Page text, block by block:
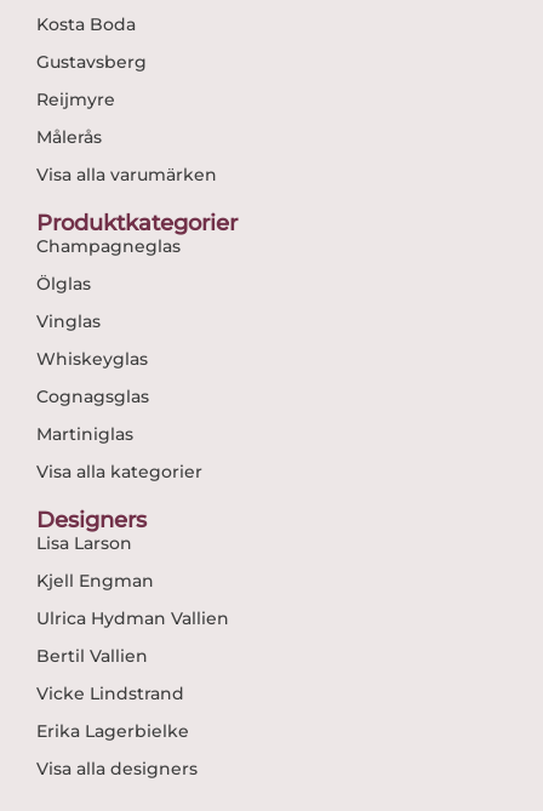
Kosta Boda
Gustavsberg
Reijmyre
Målerås
Visa alla varumärken
Produktkategorier
Champagneglas
Ölglas
Vinglas
Whiskeyglas
Cognagsglas
Martiniglas
Visa alla kategorier
Designers
Lisa Larson
Kjell Engman
Ulrica Hydman Vallien
Bertil Vallien
Vicke Lindstrand
Erika Lagerbielke
Visa alla designers